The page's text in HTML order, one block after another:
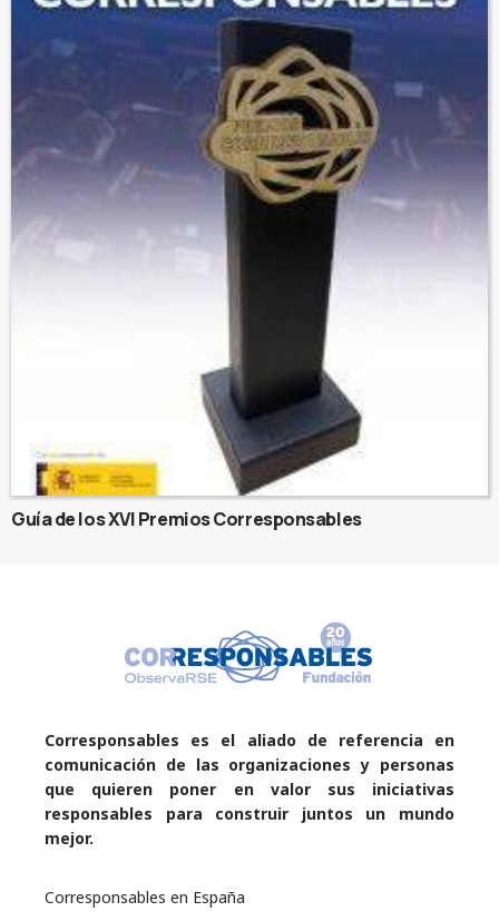
Guía de los XVI Premios Corresponsables
Corresponsables es el aliado de referencia en
comunicación de las organizaciones y personas
que quieren poner en valor sus iniciativas
responsables para construir juntos un mundo
mejor.
Corresponsables en España